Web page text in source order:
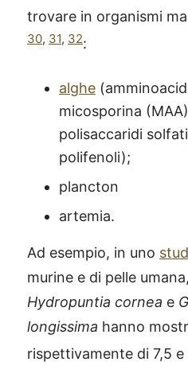
trovare in organismi
30, 31, 32:
alghe
micosporina
polisaccaridi
polifenoli);
plancton
artemia.
Ad esempio, in uno
murine e di pelle
Hydropuntia cornea e
longissima hanno
rispettivamente di 7,5 e